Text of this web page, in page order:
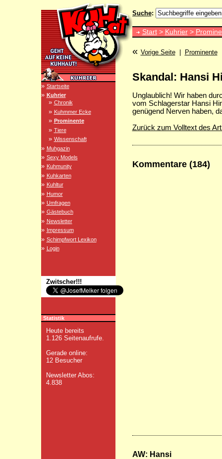
» Startseite
» Kuhrier
» Chronik
» Kuhmmer Ecke
» Prominente
» Tiere
» Wissenschaft
» Muhgazin
» Sexy Models
» Kuhmunity
» Kuhkarten
» Kuhltur
» Humor
» Umfragen
» Gästebuch
» Newsletter
» Impressum
» Schimpfwort Lexikon
» Login
Zwitscher!!!
Statistik
Heute bereits
1.126 Seitenaufrufe.
Gerade online:
12 Besucher
Newsletter Abos:
4.838
Suche:
Start > Kuhrier >
« Vorige Seite Prominente
Skandal: Hansi
Unglaublich! Wir haben
vom Schlagerstar Hansi
genügend Nerven haben,
Zurück zum Volltext des
Kommentare (184)
AW: Hansi